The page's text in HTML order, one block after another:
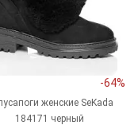
-64%
женские SeKada
184171 черный